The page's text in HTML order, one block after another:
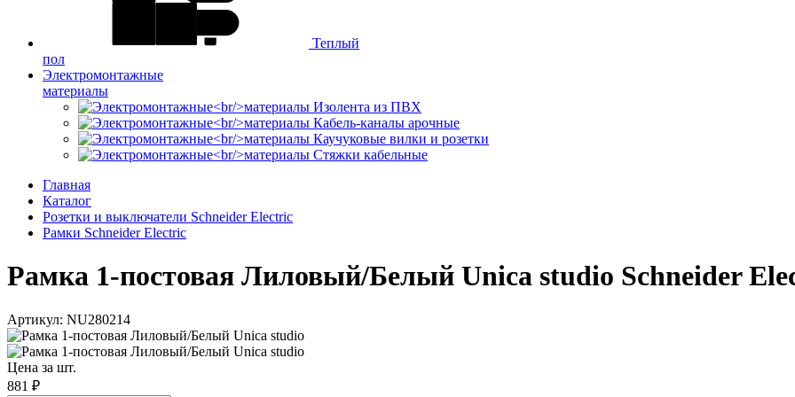
Теплый
пол
Электромонтажные
материалы
Изолента из ПВХ
Кабель-каналы арочные
Каучуковые вилки и розетки
Стяжки кабельные
Главная
Каталог
Розетки и выключатели Schneider Electric
Рамки Schneider Electric
Рамка 1-постовая Лиловый/Белый Unica studio Schneider
Артикул: NU280214
Цена за шт.
881 ₽